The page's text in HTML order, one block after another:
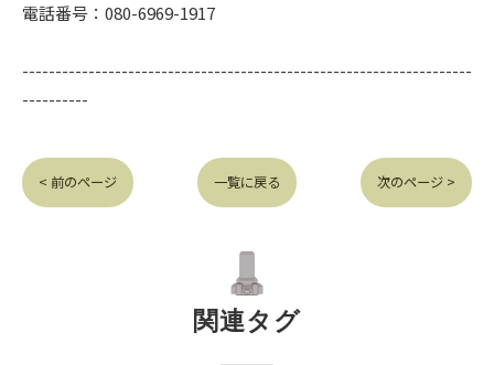
電話番号：080-6969-1917
--------------------------------------------------------------------
----------
< 前のページ 一覧に戻る 次のページ >
関連タグ